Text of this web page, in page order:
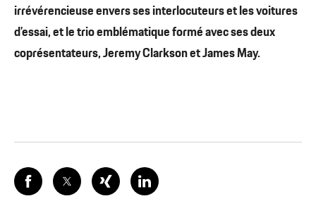
irrévérencieuse envers ses interlocuteurs et les voitures
d’essai, et le trio emblématique formé avec ses deux
coprésentateurs, Jeremy Clarkson et James May.